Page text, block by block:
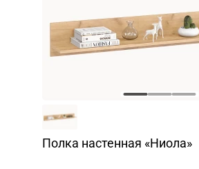
Полка настенная «Ниола»